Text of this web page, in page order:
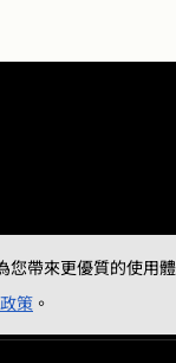
您帶來更優質的使用
策 。